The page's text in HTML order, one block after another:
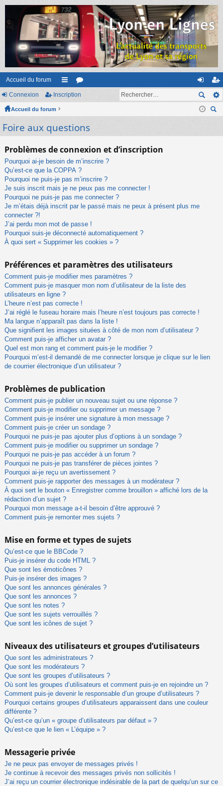
Accueil du forum
ac
ur
s
or
m
on
ne
ns
cri
Connexion Inscription
Accueil du forum
Foire aux questions
Problèmes de connexion et d’inscription
Pourquoi ai-je besoin de m’inscrire ?
Qu’est-ce que la COPPA ?
Pourquoi ne puis-je pas m’inscrire ?
Je suis inscrit mais je ne peux pas me connecter !
Pourquoi ne puis-je pas me connecter ?
Je m’étais déjà inscrit par le passé mais ne peux à présent plus me
connecter ?!
J’ai perdu mon mot de passe !
Pourquoi suis-je déconnecté automatiquement ?
À quoi sert « Supprimer les cookies » ?
Préférences et paramètres des utilisateurs
Comment puis-je modifier mes paramètres ?
Comment puis-je masquer mon nom d’utilisateur de la liste des
utilisateurs en ligne ?
L’heure n’est pas correcte !
J’ai réglé le fuseau horaire mais l’heure n’est toujours pas correcte !
Ma langue n’apparaît pas dans la liste !
Que signifient les images situées à côté de mon nom d’utilisateur ?
Comment puis-je afficher un avatar ?
Quel est mon rang et comment puis-je le modifier ?
Pourquoi m’est-il demandé de me connecter lorsque je clique sur le lien
de courrier électronique d’un utilisateur ?
Problèmes de publication
Comment puis-je publier un nouveau sujet ou une réponse ?
Comment puis-je modifier ou supprimer un message ?
Comment puis-je insérer une signature à mon message ?
Comment puis-je créer un sondage ?
Pourquoi ne puis-je pas ajouter plus d’options à un sondage ?
Comment puis-je modifier ou supprimer un sondage ?
Pourquoi ne puis-je pas accéder à un forum ?
Pourquoi ne puis-je pas transférer de pièces jointes ?
Pourquoi ai-je reçu un avertissement ?
Comment puis-je rapporter des messages à un modérateur ?
À quoi sert le bouton « Enregistrer comme brouillon » affiché lors de la
rédaction d’un sujet ?
Pourquoi mon message a-t-il besoin d’être approuvé ?
Comment puis-je remonter mes sujets ?
Mise en forme et types de sujets
Qu’est-ce que le BBCode ?
Puis-je insérer du code HTML ?
Que sont les émoticônes ?
Puis-je insérer des images ?
Que sont les annonces générales ?
Que sont les annonces ?
Que sont les notes ?
Que sont les sujets verrouillés ?
Que sont les icônes de sujet ?
Niveaux des utilisateurs et groupes d’utilisateurs
Que sont les administrateurs ?
Que sont les modérateurs ?
Que sont les groupes d’utilisateurs ?
Où sont les groupes d’utilisateurs et comment puis-je en rejoindre un ?
Comment puis-je devenir le responsable d’un groupe d’utilisateurs ?
Pourquoi certains groupes d’utilisateurs apparaissent dans une couleur
différente ?
Qu’est-ce qu’un « groupe d’utilisateurs par défaut » ?
Qu’est-ce que le lien « L’équipe » ?
Messagerie privée
Je ne peux pas envoyer de messages privés !
Je continue à recevoir des messages privés non sollicités !
J’ai reçu un courrier électronique indésirable de la part de quelqu’un sur ce